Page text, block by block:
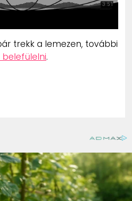
trekk a lemezen, további
.